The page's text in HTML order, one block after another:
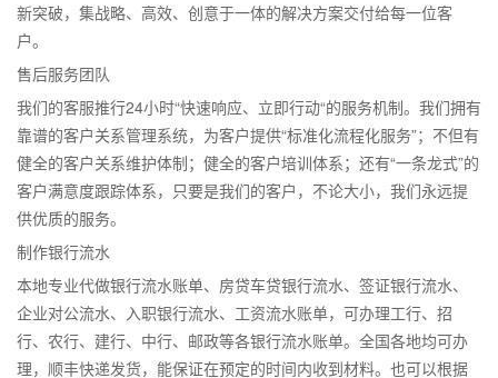
新突破，集战略、高效、创意于一体的解决方案交付给每一位客
户。
售后服务团队
我们的客服推行24小时“快速响应、立即行动“的服务机制。我们拥有
靠谱的客户关系管理系统，为客户提供“标准化流程化服务”；不但有
健全的客户关系维护体制；健全的客户培训体系；还有“一条龙式”的
客户满意度跟踪体系，只要是我们的客户，不论大小，我们永远提
供优质的服务。
制作银行流水
本地专业代做银行流水账单、房贷车贷银行流水、签证银行流水、
企业对公流水、入职银行流水、工资流水账单，可办理工行、招
行、农行、建行、中行、邮政等各银行流水账单。全国各地均可办
理，顺丰快递发货，能保证在预定的时间内收到材料。也可以根据